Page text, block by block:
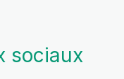
sociaux